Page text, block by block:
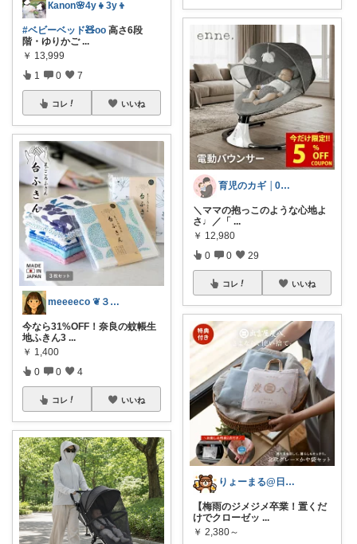
Кanon🌸4y👧3y👦
#ベビーベッド🧸oo 高さ6段
階・ゆりかご ...
￥ 13,999
1 0 7
コレ いいね
meeeeco ❦３児ママ ❦
今なら31%OFF！奈良の蚊帳生
地ふきん3 ...
￥ 1,400
0 0 4
コレ いいね
育児のカギ │0歳からの必須アイテム
＼ママの抱っこのような心地よ
さ♩／ ​「 ...
￥ 12,980
0 0 29
コレ いいね
りょーまる@日用品×ファッション
【梅雨のジメジメ卒業！置くだ
けでクローゼッ ...
￥ 2,380～